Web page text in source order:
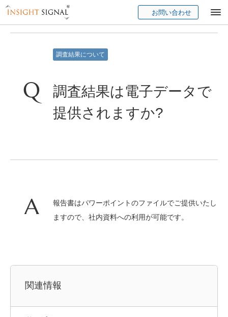
Insight Signal
お問い合わせ
調査結果について
調査結果は電子データで
提供されますか?
報告書はパワーポイントのファイルでご提供いたし
ますので、社内資料への利用が可能です。
関連情報